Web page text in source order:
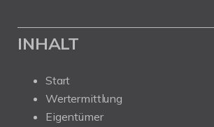
INHALT
Start
Wertermittlung
Eigentümer